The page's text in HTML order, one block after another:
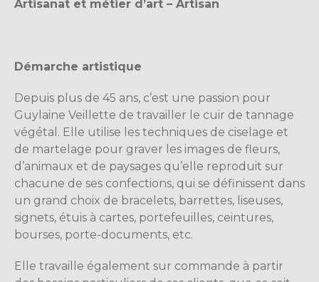
Artisanat et métier d’art – Artisan
Démarche artistique
Depuis plus de 45 ans, c’est une passion pour
Guylaine Veillette de travailler le cuir de tannage
végétal. Elle utilise les techniques de ciselage et
de martelage pour graver les images de fleurs,
d’animaux et de paysages qu’elle reproduit sur
chacune de ses confections, qui se définissent dans
un grand choix de bracelets, barrettes, liseuses,
signets, étuis à cartes, portefeuilles, ceintures,
bourses, porte-documents, etc.
Elle travaille également sur commande à partir